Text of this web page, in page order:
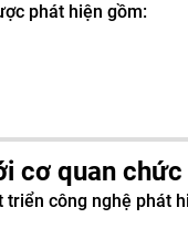
phát hiện gồm:
cơ quan
triển công nghệ phát